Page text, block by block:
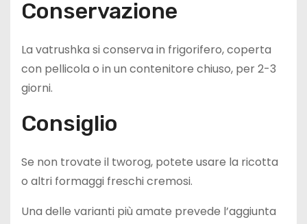
Conservazione
La vatrushka si conserva in frigorifero, coperta
con pellicola o in un contenitore chiuso, per 2-3
giorni.
Consiglio
Se non trovate il tworog, potete usare la ricotta
o altri formaggi freschi cremosi.
Una delle varianti più amate prevede l’aggiunta